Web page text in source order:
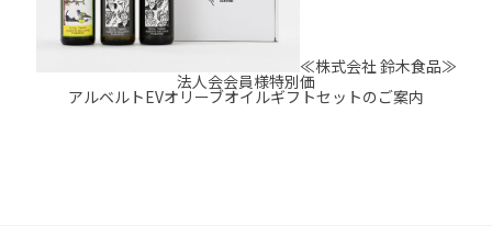
≪株式会社 鈴木食品≫
法人会会員様特別価
アルベルトEVオリーブオイルギフトセットのご案内